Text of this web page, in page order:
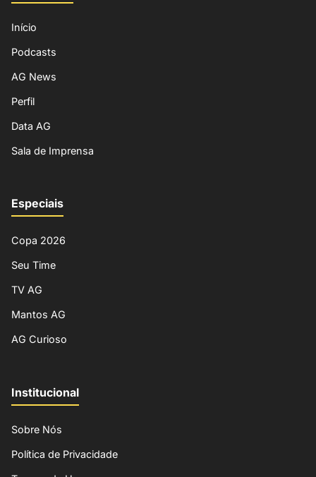
Início
Podcasts
AG News
Perfil
Data AG
Sala de Imprensa
Especiais
Copa 2026
Seu Time
TV AG
Mantos AG
AG Curioso
Institucional
Sobre Nós
Política de Privacidade